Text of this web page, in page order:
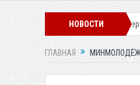
НОВОСТИ
легионера
ГЛАВНАЯ